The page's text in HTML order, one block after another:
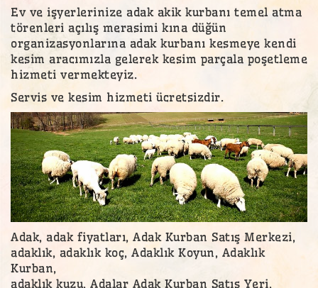
Ev ve işyerlerinize adak akik kurbanı temel atma
törenleri açılış merasimi kına düğün
organizasyonlarına adak kurbanı kesmeye kendi
kesim aracımızla gelerek kesim parçala poşetleme
hizmeti vermekteyiz.
Servis ve kesim hizmeti ücretsizdir.
Adak, adak fiyatları, Adak Kurban Satış Merkezi,
adaklık, adaklık koç, Adaklık Koyun, Adaklık
Kurban,
adaklık kuzu, Adalar Adak Kurban Satış Yeri,